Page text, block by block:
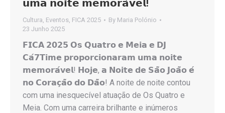
𝘂𝗺𝗮 𝗻𝗼𝗶𝘁𝗲 𝗺𝗲𝗺𝗼𝗿𝗮́𝘃𝗲𝗹!
Cultura Eventos FICA 2025 By Maria Polónio
23 Junho 2025
𝗙𝗜𝗖𝗔 𝟮𝟬𝟮𝟱 𝗢𝘀 𝗤𝘂𝗮𝘁𝗿𝗼 𝗲 𝗠𝗲𝗶𝗮 𝗲 𝗗𝗝
𝗖𝗮́𝟳𝗧𝗶𝗺𝗲 𝗽𝗿𝗼𝗽𝗼𝗿𝗰𝗶𝗼𝗻𝗮𝗿𝗮𝗺 𝘂𝗺𝗮 𝗻𝗼𝗶𝘁𝗲
𝗺𝗲𝗺𝗼𝗿𝗮́𝘃𝗲𝗹! 𝗛𝗼𝗷𝗲, 𝗮 𝗡𝗼𝗶𝘁𝗲 𝗱𝗲 𝗦𝗮̃𝗼 𝗝𝗼𝗮̃𝗼 𝗲́
𝗻𝗼 𝗖𝗼𝗿𝗮𝗰̧𝗮̃𝗼 𝗱𝗼 𝗗𝗮̃𝗼! A noite de noite contou
com uma inesquecível atuação de Os Quatro e
Meia. Com uma carreira brilhante e inúmeros